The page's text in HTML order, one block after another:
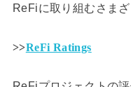
ReFiに取り組むさま
>>ReFi Ratings